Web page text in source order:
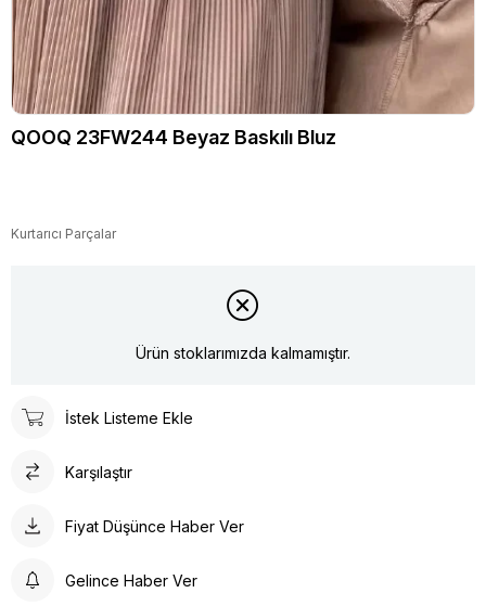
QOOQ 23FW244 Beyaz Baskılı Bluz
Kurtarıcı Parçalar
Ürün stoklarımızda kalmamıştır.
İstek Listeme Ekle
Karşılaştır
Fiyat Düşünce Haber Ver
Gelince Haber Ver